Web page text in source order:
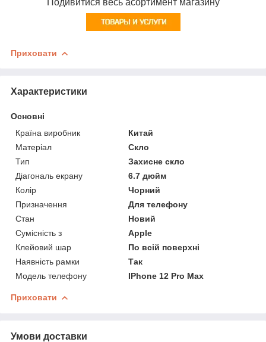
Приховати
Характеристики
Основні
Країна виробник
Китай
Матеріал
Скло
Тип
Захисне скло
Діагональ екрану
6.7 дюйм
Колір
Чорний
Призначення
Для телефону
Стан
Новий
Сумісність з
Apple
Клейовий шар
По всій поверхні
Наявність рамки
Так
Модель телефону
IPhone 12 Pro Max
Приховати
Умови доставки